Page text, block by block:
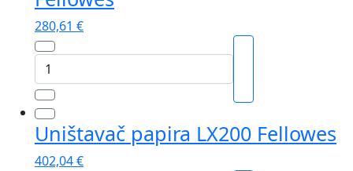
280,61 €
Uništavač
papira
AutoMax™
90M
Fellowes
količina
Uništavač papira LX200 Fellowes
402,04€